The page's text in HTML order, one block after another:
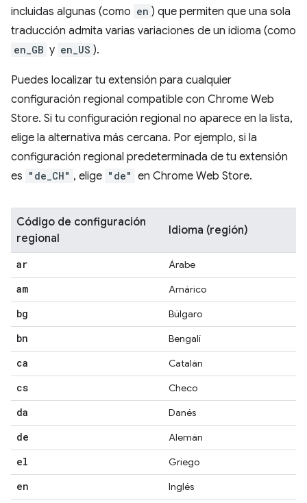
incluidas algunas (como en ) que permiten que una sola
traducción admita varias variaciones de un idioma (como
en_GB y en_US ).
Puedes localizar tu extensión para cualquier
configuración regional compatible con Chrome Web
Store. Si tu configuración regional no aparece en la lista,
elige la alternativa más cercana. Por ejemplo, si la
configuración regional predeterminada de tu extensión
es "de_CH" , elige "de" en Chrome Web Store.
Código de configuración
regional
Idioma (región)
ar Árabe
am Amárico
bg Búlgaro
bn Bengalí
ca Catalán
cs Checo
da Danés
de Alemán
el Griego
en Inglés